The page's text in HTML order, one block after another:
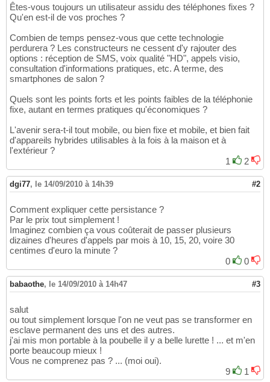
Êtes-vous toujours un utilisateur assidu des téléphones fixes ?
Qu'en est-il de vos proches ?
Combien de temps pensez-vous que cette technologie
perdurera ? Les constructeurs ne cessent d'y rajouter des
options : réception de SMS, voix qualité "HD", appels visio,
consultation d'informations pratiques, etc. A terme, des
smartphones de salon ?
Quels sont les points forts et les points faibles de la téléphonie
fixe, autant en termes pratiques qu'économiques ?
L'avenir sera-t-il tout mobile, ou bien fixe et mobile, et bien fait
d'appareils hybrides utilisables à la fois à la maison et à
l'extérieur ?
1
2
dgi77, le 14/09/2010 à 14h39 #2
Comment expliquer cette persistance ?
Par le prix tout simplement !
Imaginez combien ça vous coûterait de passer plusieurs
dizaines d'heures d'appels par mois à 10, 15, 20, voire 30
centimes d'euro la minute ?
0
0
babaothe, le 14/09/2010 à 14h47 #3
salut
ou tout simplement lorsque l'on ne veut pas se transformer en
esclave permanent des uns et des autres.
j'ai mis mon portable à la poubelle il y a belle lurette ! ... et m'en
porte beaucoup mieux !
Vous ne comprenez pas ? ... (moi oui).
9
1